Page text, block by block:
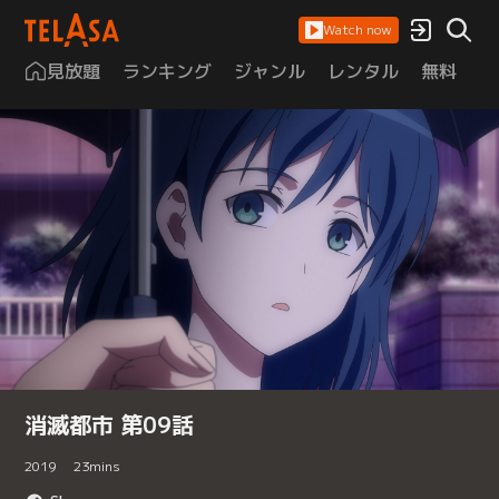
Watch now
見放題 ランキング ジャンル レンタル 無料
消滅都市 第09話
2019 23mins